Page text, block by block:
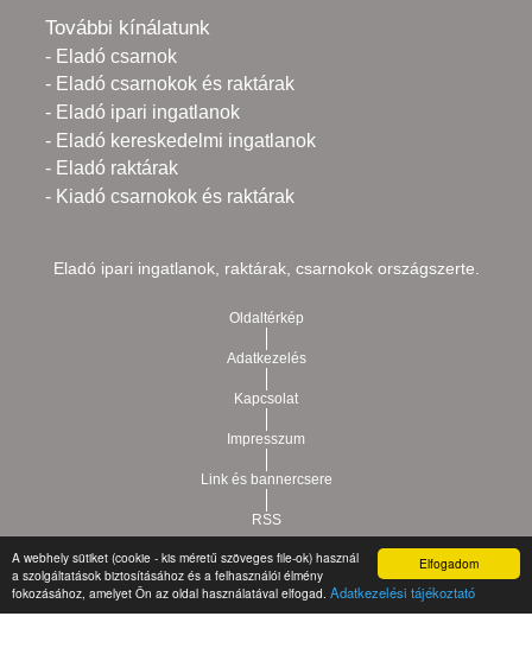
Elfogadom
A webhely sütiket (cookie - kis méretű szöveges file-ok) használ
a szolgáltatások biztosításához és a felhasználói élmény
fokozásához, amelyet Ön az oldal használatával elfogad. Adatkezelési tájékoztató
További kínálatunk
- Eladó csarnok
- Eladó csarnokok és raktárak
- Eladó ipari ingatlanok
- Eladó kereskedelmi ingatlanok
- Eladó raktárak
- Kiadó csarnokok és raktárak
Eladó ipari ingatlanok, raktárak, csarnokok országszerte.
Oldaltérkép
Adatkezelés
Kapcsolat
Impresszum
Link és bannercsere
RSS
Copyright © 2021.Vár-Köz Kft. - Ingatlan nyilvántartó, ügyviteli és
adminisztrációs szoftver